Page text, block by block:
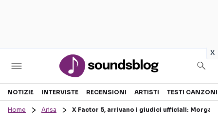
x
Sezioni
NOTIZIE INTERVISTE RECENSIONI ARTISTI TESTI CANZONI
Home Arisa X Factor 5, arrivano i giudici ufficiali: Morgan,